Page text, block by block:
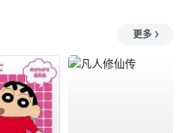
更多